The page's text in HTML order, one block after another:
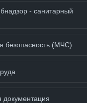
- санитарный
безопасность (МЧС)
документация